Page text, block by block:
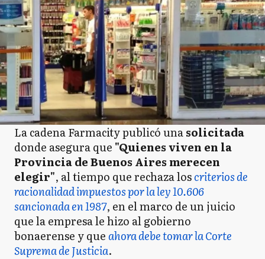
La cadena Farmacity publicó unasolicitada
donde asegura que "Quienes viven en la
Provincia de Buenos Aires merecen
elegir", al tiempo que rechaza loscriterios de
racionalidad impuestos por la ley 10.606
sancionada en 1987, en el marco de un juicio
que la empresa le hizo al gobierno
bonaerense y queahora debe tomar la Corte
Suprema de Justicia.